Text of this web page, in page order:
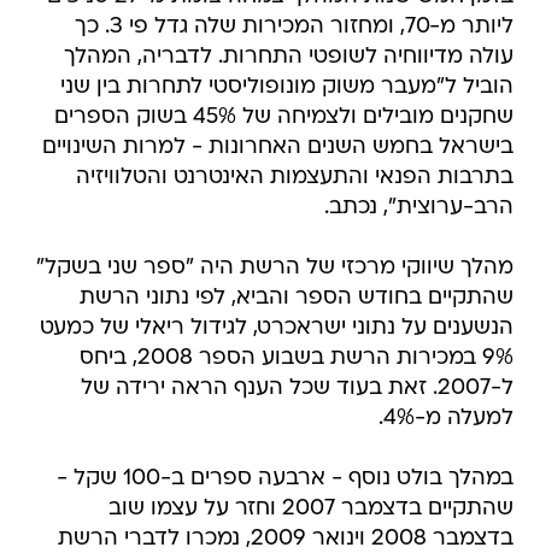
ליותר מ-70, ומחזור המכירות שלה גדל פי 3. כך
עולה מדיווחיה לשופטי התחרות. לדבריה, המהלך
הוביל ל"מעבר משוק מונופוליסטי לתחרות בין שני
שחקנים מובילים ולצמיחה של 45% בשוק הספרים
בישראל בחמש השנים האחרונות - למרות השינויים
בתרבות הפנאי והתעצמות האינטרנט והטלוויזיה
הרב-ערוצית", נכתב.
מהלך שיווקי מרכזי של הרשת היה "ספר שני בשקל"
שהתקיים בחודש הספר והביא, לפי נתוני הרשת
הנשענים על נתוני ישראכרט, לגידול ריאלי של כמעט
9% במכירות הרשת בשבוע הספר 2008, ביחס
ל-2007. זאת בעוד שכל הענף הראה ירידה של
למעלה מ-4%.
במהלך בולט נוסף - ארבעה ספרים ב-100 שקל -
שהתקיים בדצמבר 2007 וחזר על עצמו שוב
בדצמבר 2008 וינואר 2009, נמכרו לדברי הרשת